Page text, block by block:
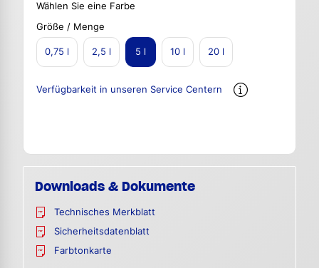
Wählen Sie eine Farbe
Größe / Menge
0,75 l 2,5 l 5 l 10 l 20 l
Verfügbarkeit in unseren Service Centern
Downloads & Dokumente
Technisches Merkblatt
Sicherheitsdatenblatt
Farbtonkarte